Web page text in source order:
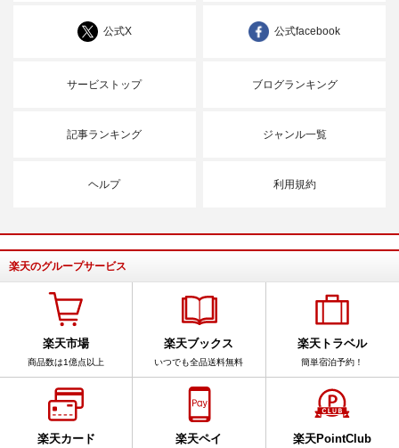
公式X 公式facebook
サービストップ ブログランキング
記事ランキング ジャンル一覧
ヘルプ 利用規約
楽天のグループサービス
楽天市場
商品数は1億点以上
楽天ブックス
いつでも全品送料無料
楽天トラベル
簡単宿泊予約！
楽天カード 楽天ペイ 楽天PointClub